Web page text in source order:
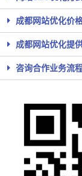
成都网站优化价
成都网站优化提
咨询合作业务流